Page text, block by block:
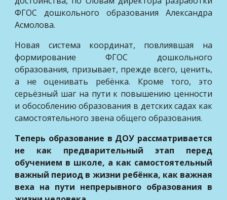
ФГОС дошкольного образования Александра
Асмолова.
Новая система координат, повлиявшая на
формирование ФГОС дошкольного
образования, призывает, прежде всего, ценить,
а не оценивать ребёнка. Кроме того, это
серьёзный шаг на пути к повышению ценности
и обособлению образования в детских садах как
самостоятельного звена общего образования.
Теперь образование в ДОУ рассматривается
не как предварительный этап перед
обучением в школе, а как самостоятельный
важный период в жизни ребёнка, как важная
веха на пути непрерывного образования в